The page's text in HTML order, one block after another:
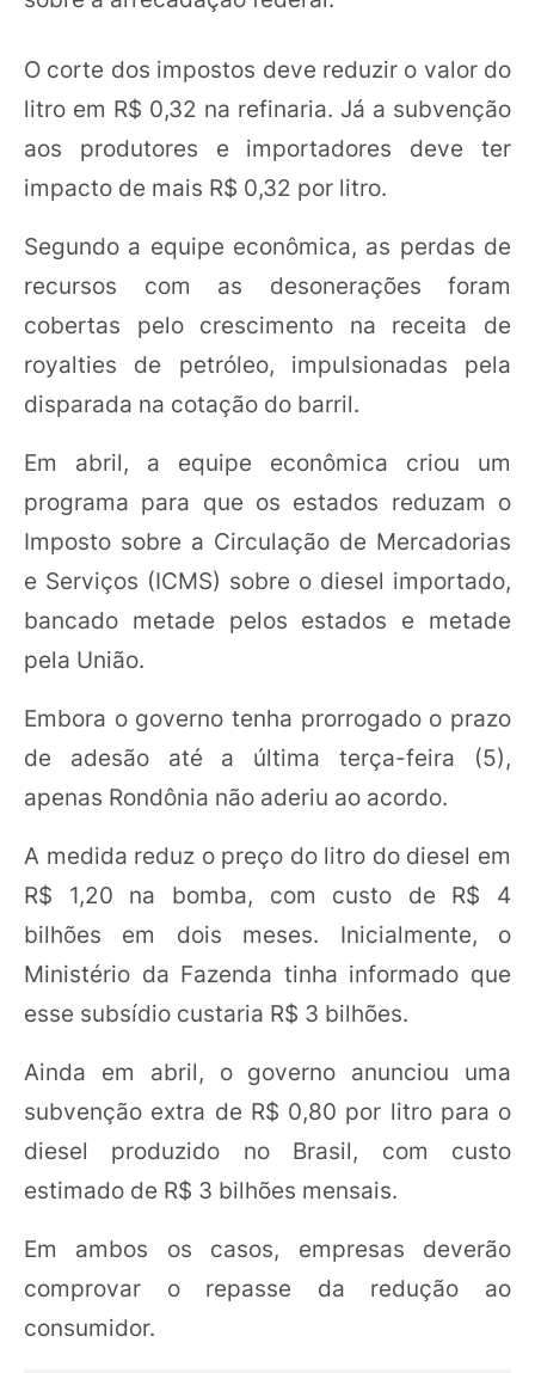
O corte dos impostos deve reduzir o valor do
litro em R$ 0,32 na refinaria. Já a subvenção
aos produtores e importadores deve ter
impacto de mais R$ 0,32 por litro.
Segundo a equipe econômica, as perdas de
recursos com as desonerações foram
cobertas pelo crescimento na receita de
royalties de petróleo, impulsionadas pela
disparada na cotação do barril.
Em abril, a equipe econômica criou um
programa para que os estados reduzam o
Imposto sobre a Circulação de Mercadorias
e Serviços (ICMS) sobre o diesel importado,
bancado metade pelos estados e metade
pela União.
Embora o governo tenha prorrogado o prazo
de adesão até a última terça-feira (5),
apenas Rondônia não aderiu ao acordo.
A medida reduz o preço do litro do diesel em
R$ 1,20 na bomba, com custo de R$ 4
bilhões em dois meses. Inicialmente, o
Ministério da Fazenda tinha informado que
esse subsídio custaria R$ 3 bilhões.
Ainda em abril, o governo anunciou uma
subvenção extra de R$ 0,80 por litro para o
diesel produzido no Brasil, com custo
estimado de R$ 3 bilhões mensais.
Em ambos os casos, empresas deverão
comprovar o repasse da redução ao
consumidor.